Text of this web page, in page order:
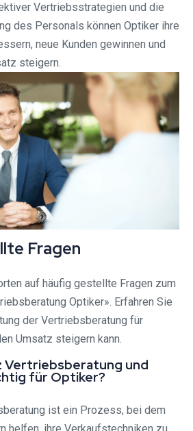
Vertriebsstrategien und die
des Personals können Optiker ihre
neue Kunden gewinnen und
steigern.
Fragen
auf häufig gestellte Fragen zum
Optiker». Erfahren Sie
der Vertriebsberatung für
Umsatz steigern kann.
Vertriebsberatung und
für Optiker?
ist ein Prozess, bei dem